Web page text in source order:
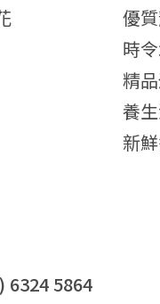
優
時
精
養
新
5864